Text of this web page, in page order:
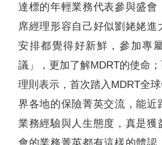
達標的年輕業務代表參與盛會
席經理形容自己好似劉姥姥進
安排都覺得好新鮮，參加專
議」，更加了解MDRT的使命
理則表示，首次踏入MDRT全
界各地的保險菁英交流，能近
業務經驗與人生態度，真是獲
會的業務菁英都有這樣的體認